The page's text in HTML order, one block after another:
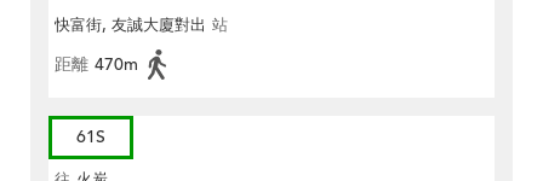
快富街, 友誠大廈對出 站
距離 470m
61S